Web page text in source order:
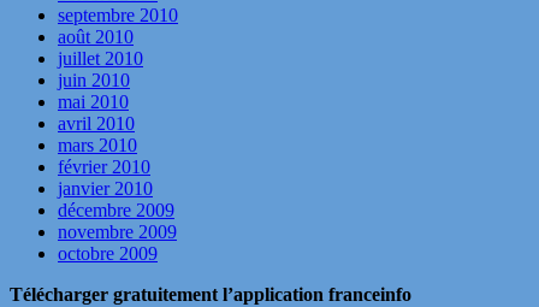
septembre 2010
août 2010
juillet 2010
juin 2010
mai 2010
avril 2010
mars 2010
février 2010
janvier 2010
décembre 2009
novembre 2009
octobre 2009
Télécharger gratuitement l’application franceinfo